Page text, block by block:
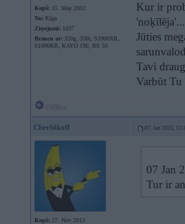
Kopš: 15. May 2002
No: Rīga
Ziņojumi: 1037
Braucu ar: 320g, 330i, S1000XR,
S1000RR, KAYO 190, RS 50
Kur ir
Jūties
Tavi
Varbūt
Cherbikoff 07. Jan 2015,
Kopš: 27. Nov 2013
07 Jan
Tur ir